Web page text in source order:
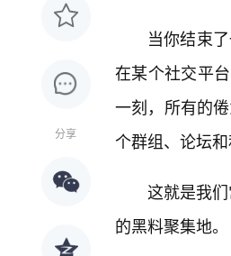
分享
当你结束
在某个社交平
一刻，所有的
个群组、论坛
这就是我
的黑料聚集地。